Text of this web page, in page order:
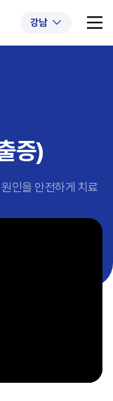
강남
크 #목디스크
증)
인을 안전하게 치료